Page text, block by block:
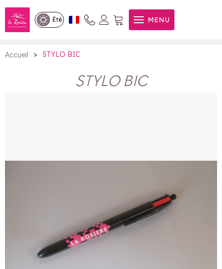
Été MENU
STYLO BIC
Accueil > STYLO BIC
STYLO BIC